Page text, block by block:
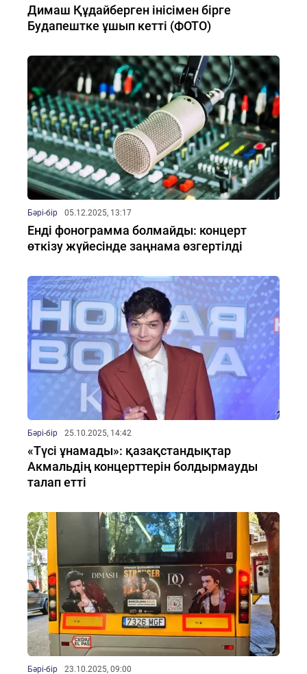
Димаш Құдайберген інісімен бірге
Будапештке ұшып кетті (ФОТО)
Бәрі-бір 05.12.2025, 13:17
Енді фонограмма болмайды: концерт
өткізу жүйесінде заңнама өзгертілді
Бәрі-бір 25.10.2025, 14:42
«Түсі ұнамады»: қазақстандықтар
Акмальдің концерттерін болдырмауды
талап етті
Бәрі-бір 23.10.2025, 09:00